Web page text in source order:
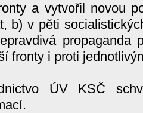
a vytvořil novou
b) v pěti
propaganda
fronty i proti
ÚV KSČ